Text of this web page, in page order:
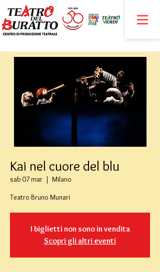
Kai nel cuore del blu
sab 07 mar
  |
Milano
Teatro Bruno Munari
I biglietti non sono in vendita
Scopri gli altri eventi